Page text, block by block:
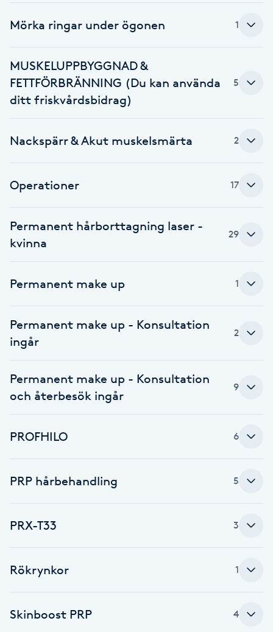
Fotvård
Fransar
Fransfärgning
Fransförlängning
Fransförlängning Volym
Fransk manikyr
Fransrengöring
Frekvensterapi
Friskvård
Funktionsanalys
Färgning
G
Mörka ringar under ögonen 1
MUSKELUPPBYGGNAD &
FETTFÖRBRÄNNING (Du kan använda
ditt friskvårdsbidrag)
5
Nackspärr & Akut muskelsmärta 2
Operationer 17
Permanent hårborttagning laser -
kvinna
29
Permanent make up 1
Permanent make up - Konsultation
ingår
2
Permanent make up - Konsultation
och återbesök ingår
9
PROFHILO 6
PRP hårbehandling 5
PRX-T33 3
Rökrynkor 1
Skinboost PRP 4